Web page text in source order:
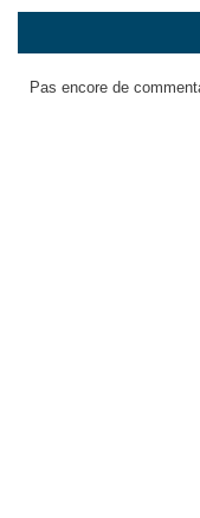
Pas encore de